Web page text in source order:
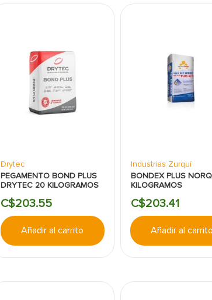
Drytec
PEGAMENTO BOND PLUS
DRYTEC 20 KILOGRAMOS
C$203.55
Añadir al carrito
Industrias Zurquí
BONDEX PLUS
KILOGRAMOS
C$203.41
Añadir al carrito